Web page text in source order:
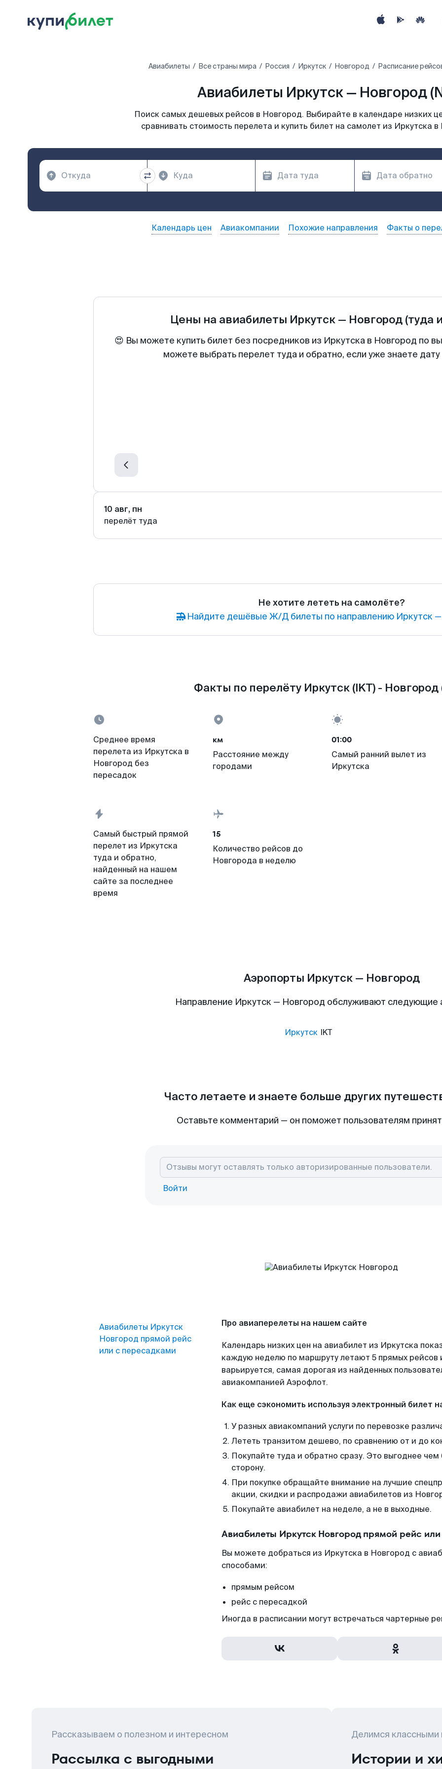
Авиабилеты Все страны мира Россия Иркутск Новгород Расписание
Авиабилеты Иркутск — Новгород
Поиск самых дешевых рейсов в Новгород. Выбирайте в календаре низких
сравнивать стоимость перелета и купить билет на самолет из Иркутска
Календарь цен Авиакомпании Похожие направления Факты о
Цены на авиабилеты Иркутск— Новгород (туда
😍 Вы можете купить билет без посредников из Иркутска в Новгород по
можете выбрать перелет туда и обратно, если уже знаете
10 авг, пн
перелёт туда
Не хотите лететь на самолёте?
Найдите дешёвые Ж/Д билеты по направлению Иркутск
Факты по перелёту Иркутск (IKT) - Новгород
Среднее время
перелета из Иркутска в
Новгород без
пересадок
км
Расстояние между
городами
01:00
Самый ранний вылет из
Иркутска
Самый быстрый прямой
перелет из Иркутска
туда и обратно,
найденный на нашем
сайте за последнее
время
15
Количество рейсов до
Новгорода в неделю
Аэропорты Иркутск — Новгород
Направление Иркутск — Новгород обслуживают следующие
Иркутск IKT
Часто летаете и знаете больше других
Оставьте комментарий — он поможет пользователям
Войти
Авиабилеты Иркутск
Новгород прямой рейс
или с пересадками
Про авиаперелеты на нашем сайте
Календарь низких цен на авиабилет из Иркутска
каждую неделю по маршруту летают 5 прямых рейсов
варьируется, самая дорогая из найденных
авиакомпанией Аэрофлот.
Как еще сэкономить используя электронный билет
У разных авиакомпаний услуги по перевозке
Лететь транзитом дешево, по сравнению от и до
Покупайте туда и обратно сразу. Это выгоднее
сторону.
При покупке обращайте внимание на лучшие
акции, скидки и распродажи авиабилетов из
Покупайте авиабилет на неделе, а не в выходные.
Авиабилеты Иркутск Новгород прямой рейс
Вы можете добраться из Иркутска в Новгород с
способами:
прямым рейсом
рейс с пересадкой
Иногда в расписании могут встречаться чартерные
Рассказываем о полезном и интересном
Рассылка с выгодными
Делимся классными
Истории и